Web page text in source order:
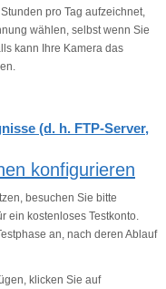
pro Tag aufzeichnet,
wählen, selbst wenn Sie
kann Ihre Kamera das
(d. h. FTP-Server,
konfigurieren
besuchen Sie bitte
ein kostenloses Testkonto.
an, nach deren Ablauf
klicken Sie auf